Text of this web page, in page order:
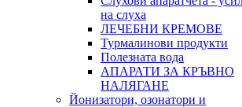
на слуха
ЛЕЧЕБНИ КРЕМОВЕ
Турмалинови продукти
Полезната вода
АПАРАТИ ЗА КРЪВНО
НАЛЯГАНЕ
Йонизатори, озонатори и